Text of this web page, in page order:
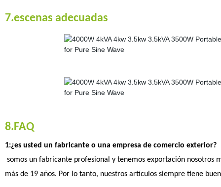
7.escenas adecuadas
8.FAQ
1:¿es usted un fabricante o una empresa de comercio exterior?
somos un fabricante profesional y tenemos exportación nosotros
más de 19 años. Por lo tanto, nuestros artículos siempre tiene